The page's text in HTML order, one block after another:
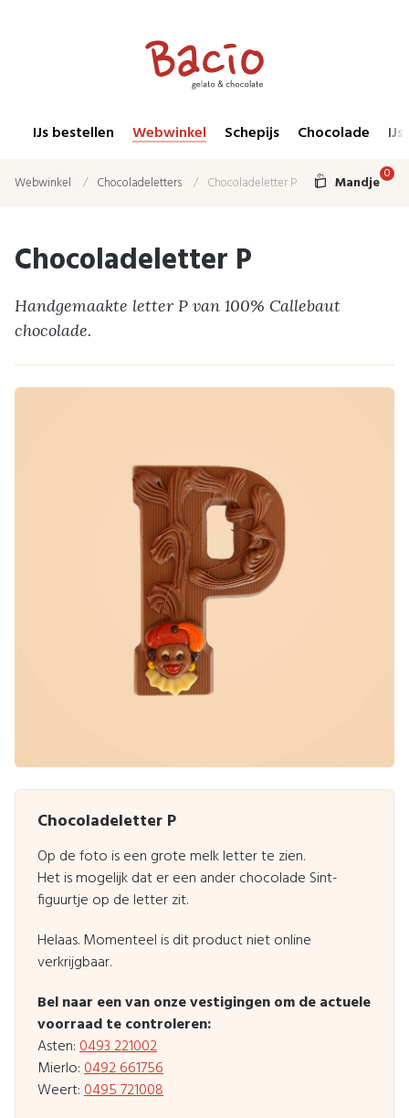
IJs bestellen Webwinkel Schepijs Chocolade
Webwinkel Chocoladeletters Chocoladeletter P Mandje 0
Chocoladeletter P
Handgemaakte letter P van 100% Callebaut
chocolade.
Chocoladeletter P
Op de foto is een grote melk letter te zien.
Het is mogelijk dat er een ander chocolade Sint-
figuurtje op de letter zit.
Helaas. Momenteel is dit product niet online
verkrijgbaar.
Bel naar een van onze vestigingen om de actuele
voorraad te controleren:
Asten:0493 221002
Mierlo:0492 661756
Weert:0495 721008